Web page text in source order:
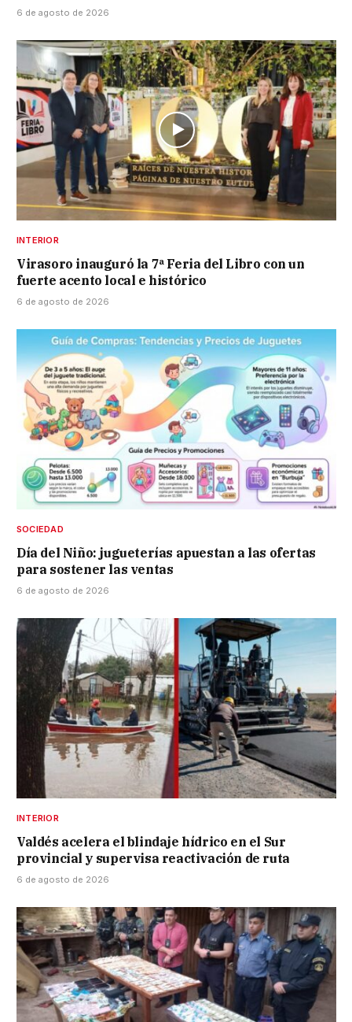
6 de agosto de 2026
INTERIOR
Virasoro inauguró la 7ª Feria del Libro con un
fuerte acento local e histórico
6 de agosto de 2026
SOCIEDAD
Día del Niño: jugueterías apuestan a las ofertas
para sostener las ventas
6 de agosto de 2026
INTERIOR
Valdés acelera el blindaje hídrico en el Sur
provincial y supervisa reactivación de ruta
6 de agosto de 2026